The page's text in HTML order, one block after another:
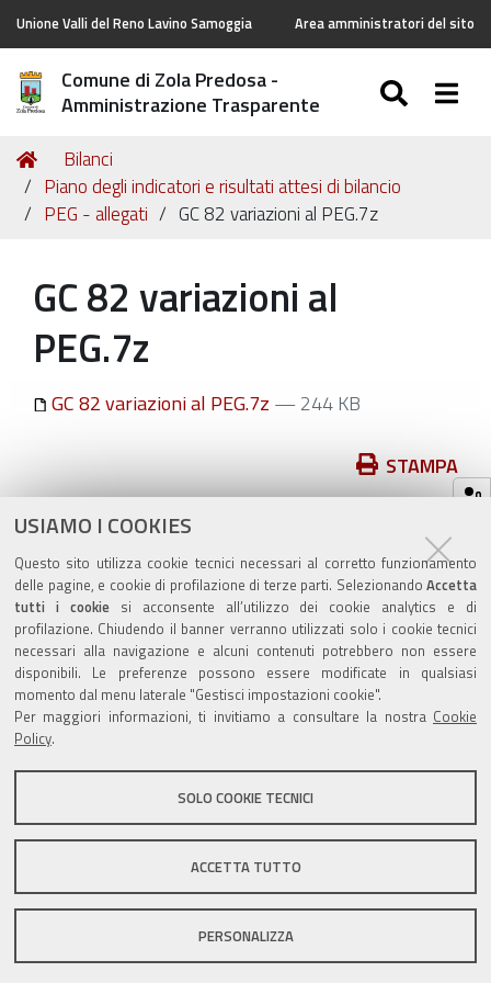
USIAMO I COOKIES
Questo sito utilizza cookie tecnici necessari al corretto funzionamento
delle pagine, e cookie di profilazione di terze parti. Selezionando Accetta
tutti i cookiesi acconsente all’utilizzo dei cookie analytics e di
profilazione. Chiudendo il banner verranno utilizzati solo i cookie tecnici
necessari alla navigazione e alcuni contenuti potrebbero non essere
disponibili. Le preferenze possono essere modificate in qualsiasi
momento dal menu laterale "Gestisci impostazioni cookie".
Per maggiori informazioni, ti invitiamo a consultare la nostra Cookie
Policy.
SOLO COOKIE TECNICI
ACCETTA TUTTO
PERSONALIZZA
Unione Valli del Reno Lavino Samoggia Area amministratori del sito
Comune di Zola Predosa -
Amministrazione Trasparente
Tu
sei
qui:
Home
Bilanci
Piano degli indicatori e risultati attesi di bilancio
PEG - allegati
GC 82 variazioni al PEG.7z
GC 82 variazioni al
PEG.7z
GC 82 variazioni al PEG.7z — 244 KB
sul
documento
STAMPA
ultima modifica
Valuta questo sito
Sito istituzionale Comune di Zola Predosa
Privacy policy|DPO|Accessibilità